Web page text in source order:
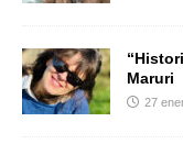
Maruri
27